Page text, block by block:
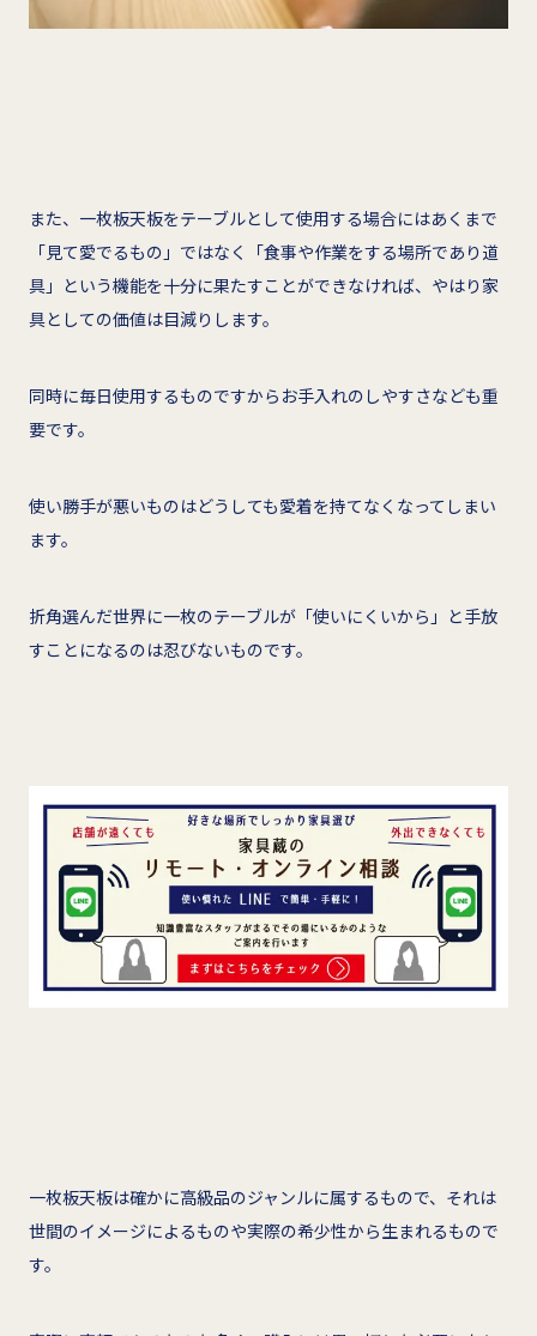
また、一枚板天板をテーブルとして使用する場合にはあくまで
「見て愛でるもの」ではなく「食事や作業をする場所であり道
具」という機能を十分に果たすことができなければ、やはり家
具としての価値は目減りします。
同時に毎日使用するものですからお手入れのしやすさなども重
要です。
使い勝手が悪いものはどうしても愛着を持てなくなってしまい
ます。
折角選んだ世界に一枚のテーブルが「使いにくいから」と手放
すことになるのは忍びないものです。
一枚板天板は確かに高級品のジャンルに属するもので、それは
世間のイメージによるものや実際の希少性から生まれるもので
す。